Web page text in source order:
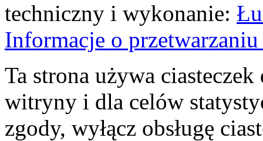
techniczny i wykonanie:
Informacje o
Ta strona używa
witryny i dla celów
zgody, wyłącz obsługę